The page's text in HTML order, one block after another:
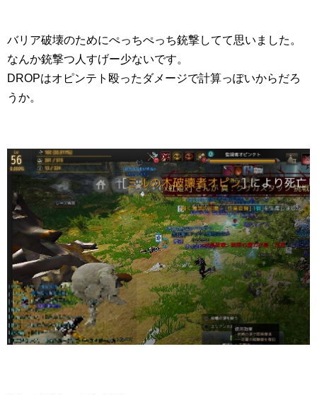
バリア破壊のためにぺっちぺっち銃撃してて思いました。
なんか銃撃つ人すげー少ないです。
DROPはオピンテト殴ったダメージで計算っぽいからだろ
うか。